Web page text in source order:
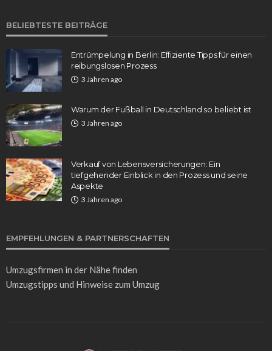
BELIEBTESTE BEITRÄGE
Entrümpelung in Berlin: Effiziente Tipps für einen
reibungslosen Prozess
3 Jahren ago
Warum der Fußball in Deutschland so beliebt ist
3 Jahren ago
Verkauf von Lebensversicherungen: Ein
tiefgehender Einblick in den Prozess und seine
Aspekte
3 Jahren ago
EMPFEHLUNGEN & PARTNERSCHAFTEN
Umzugsfirmen in der Nähefinden
Umzugstipps und Hinweise zum Umzug